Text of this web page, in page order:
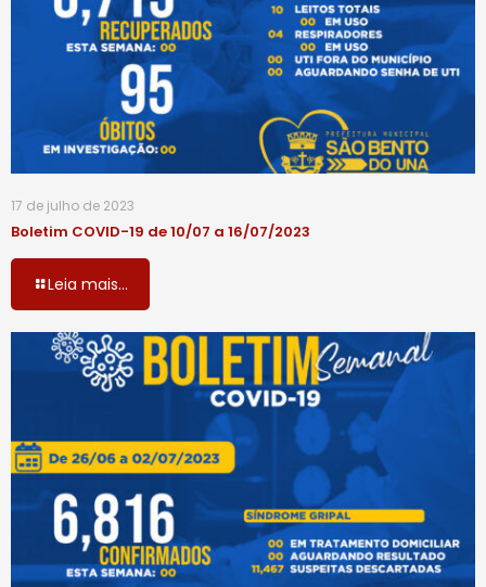
17 de julho de 2023
Boletim COVID-19 de 10/07 a 16/07/2023
Leia mais...